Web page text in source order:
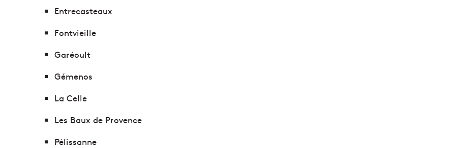
Entrecasteaux
Fontvieille
Garéoult
Gémenos
La Celle
Les Baux de Provence
Pélissanne